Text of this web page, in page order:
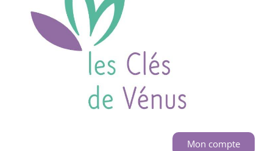
Mon compte